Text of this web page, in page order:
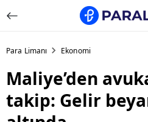
Para Limanı Ekonomi
Maliye’den
takip: Gelir